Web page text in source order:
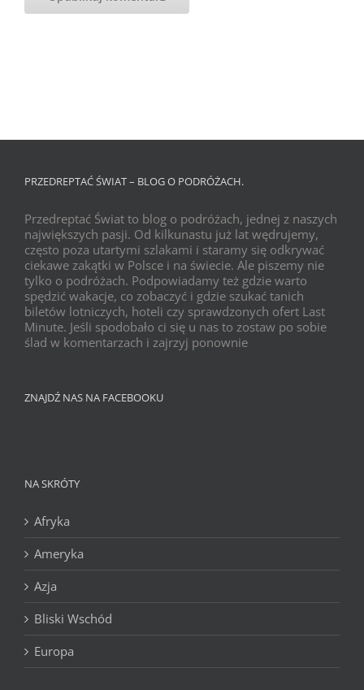
PRZEDREPTAĆ ŚWIAT – BLOG O PODRÓŻACH.
Przedreptać Świat to blog o podróżach, jednej z naszych
największych pasji. Od kilkunastu już lat wędrujemy,
często poza utartymi szlakami i staramy się odkrywać
ciekawe zakątki w Polsce i na świecie. Ale piszemy nie
tylko o podróżach. Podpowiadamy też gdzie warto
spędzić wakacje, co zobaczyć i gdzie szukać tanich
biletów lotniczych, hoteli czy sprawdzonych ofert Last
Minute. Jeśli spodobało ci się u nas to zostaw po sobie
ślad w komentarzach i zajrzyj ponownie
ZNAJDŹ NAS NA FACEBOOKU
NA SKRÓTY
Afryka
Ameryka
Azja
Bliski Wschód
Europa